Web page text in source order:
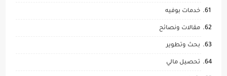
خدمات بوفيه
مقالات ونصائح
بحث وتطوير
تحصيل مالي